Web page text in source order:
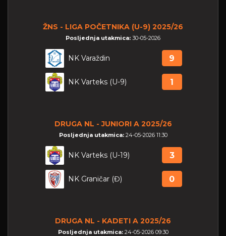
ŽNS - LIGA POČETNIKA (U-9) 2025/26
Posljednja utakmica: 30-05-2026
NK Varaždin 9
NK Varteks (U-9) 1
DRUGA NL - JUNIORI A 2025/26
Posljednja utakmica: 24-05-2026 11:30
NK Varteks (U-19) 3
NK Graničar (Đ) 0
DRUGA NL - KADETI A 2025/26
Posljednja utakmica: 24-05-2026 09:30